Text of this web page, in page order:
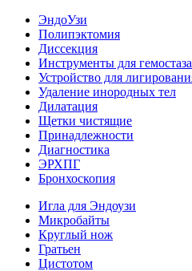
ЭндоУзи
Полипэктомия
Диссекция
Инструменты для гемостаза
Устройство для
Удаление инородных тел
Дилатация
Щетки чистящие
Принадлежности
Диагностика
ЭРХПГ
Бронхоскопия
Игла для Эндоузи
Микробайты
Круглый нож
Гратьен
Цистотом